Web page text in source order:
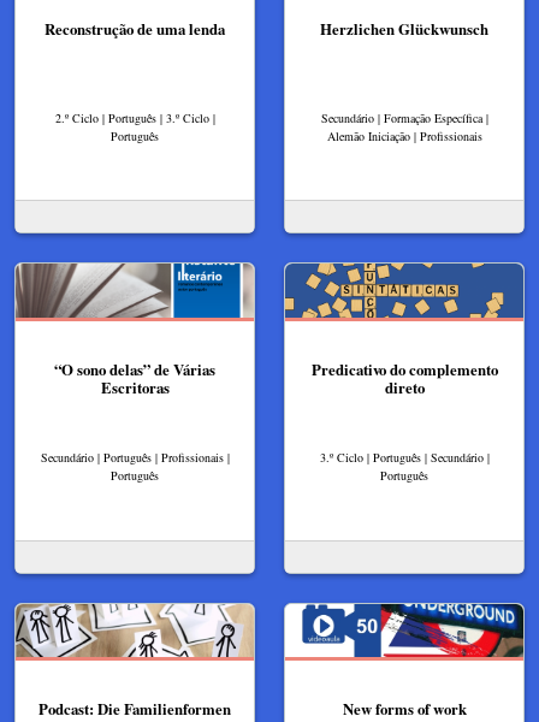
Reconstrução de uma lenda
2.º Ciclo | Português | 3.º Ciclo |
Português
Herzlichen Glückwunsch
Secundário | Formação Específica |
Alemão Iniciação | Profissionais
“O sono delas” de Várias
Escritoras
Secundário | Português | Profissionais |
Português
Predicativo do complemento
direto
3.º Ciclo | Português | Secundário |
Português
Podcast: Die Familienformen New forms of work